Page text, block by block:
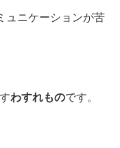
ュニケーションが苦
わすれものです。